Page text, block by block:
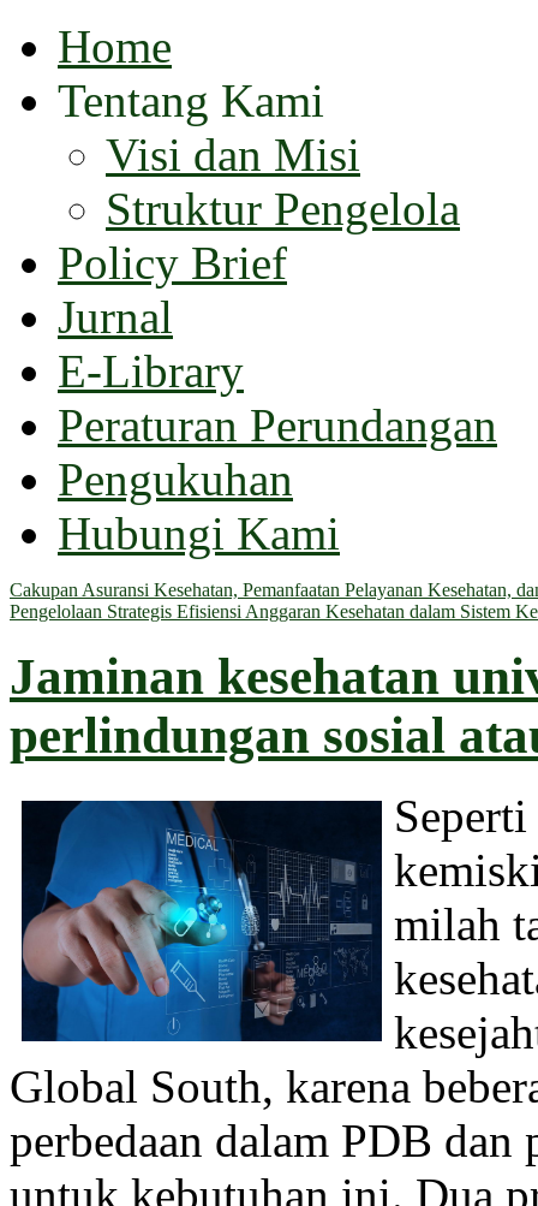
Home
Tentang Kami
Visi dan Misi
Struktur Pengelola
Policy Brief
Jurnal
E-Library
Peraturan Perundangan
Pengukuhan
Hubungi Kami
Cakupan Asuransi Kesehatan, Pemanfaatan Pelayanan Kesehatan,
Pengelolaan Strategis Efisiensi Anggaran Kesehatan dalam Sistem
Jaminan kesehatan
perlindungan sosial
milah
Global South, karena
perbedaan dalam PDB
untuk kebutuhan ini. Dua